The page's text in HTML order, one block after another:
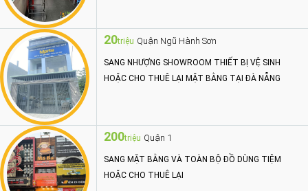
20triệu Quận Ngũ Hành Sơn
SANG NHƯỢNG SHOWROOM THIẾT BỊ VỆ SINH
HOẶC CHO THUÊ LẠI MẶT BẰNG TẠI ĐÀ NẴNG
200triệu Quận 1
SANG MẶT BẰNG VÀ TOÀN BỘ ĐỒ DÙNG TIỆM
HOẶC CHO THUÊ LẠI